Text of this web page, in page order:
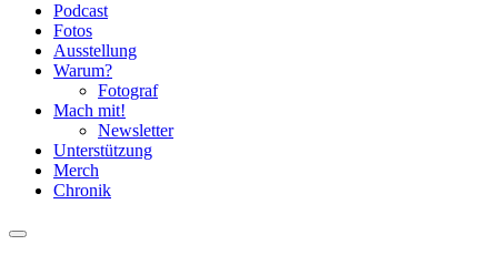
Podcast
Fotos
Ausstellung
Warum?
Fotograf
Mach mit!
Newsletter
Unterstützung
Merch
Chronik